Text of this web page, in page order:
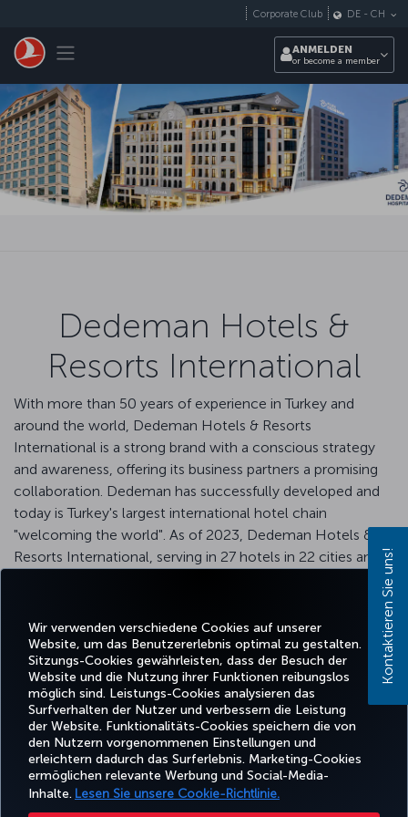
Wir verwenden verschiedene Cookies auf unserer
Website, um das Benutzererlebnis optimal zu gestalten.
Sitzungs-Cookies gewährleisten, dass der Besuch der
Website und die Nutzung ihrer Funktionen reibungslos
möglich sind. Leistungs-Cookies analysieren das
Surfverhalten der Nutzer und verbessern die Leistung
der Website. Funktionalitäts-Cookies speichern die von
den Nutzern vorgenommenen Einstellungen und
erleichtern dadurch das Surferlebnis. Marketing-Cookies
ermöglichen relevante Werbung und Social-Media-
Inhalte. Lesen Sie unsere Cookie-Richtlinie.
Toggle navigation
Corporate Club DE - CH
ANMELDEN
or become a member
Dedeman Hotels &
Resorts International
With more than 50 years of experience in Turkey and
around the world, Dedeman Hotels & Resorts
International is a strong brand with a conscious strategy
and awareness, offering its business partners a promising
collaboration. Dedeman has successfully developed and
today is Turkey's largest international hotel chain
"welcoming the world". As of 2023, Dedeman Hotels &
Resorts International, serving in 27 hotels in 22 cities and 3
Hospitality".
Facebook
TwitterInstagram
YouTubeLinkedInTikTokBlog
BUCHEN
UND
VERWALTEN
ERLEBNIS
ANGEBOTE
UND
REISEZIELE
HILFE
TURKISH
AIRLINES
Kontaktieren Sie uns!